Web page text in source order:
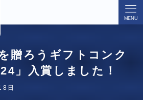
MENU
贈ろうギフトコンク
」入賞しました！
日